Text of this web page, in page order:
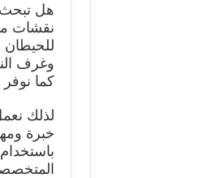
هل
نقشات
وغرف
كما
لذلك
خبرة